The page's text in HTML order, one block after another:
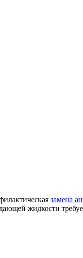
замена
жидкости